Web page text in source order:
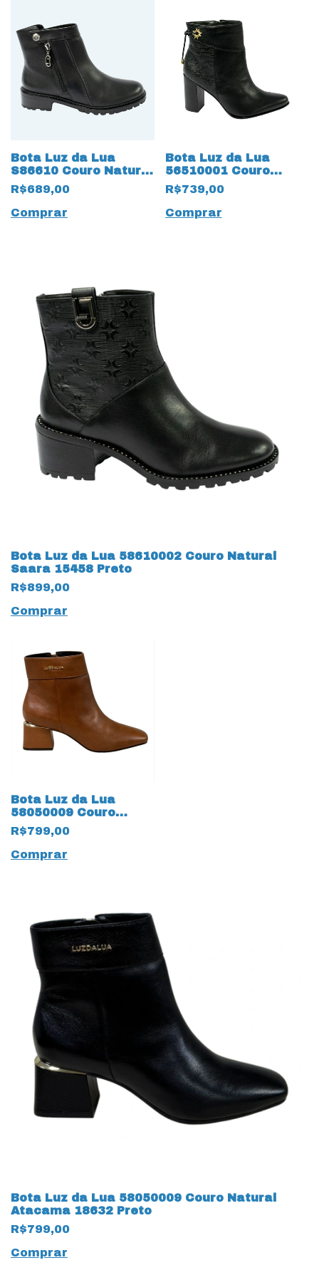
Bota Luz da Lua
S86610 Couro Natural
com solado 13425
Tratorado
R$689,00
Comprar
Bota Luz da Lua
56510001 Couro
Natural Saara 15455
Preto
R$739,00
Comprar
Bota Luz da Lua 58610002 Couro Natural
Saara 15458 Preto
R$899,00
Comprar
Bota Luz da Lua
58050009 Couro
Natural
Montenapoleone
18633 Ambar
R$799,00
Comprar
Bota Luz da Lua 58050009 Couro Natural
Atacama 18632 Preto
R$799,00
Comprar